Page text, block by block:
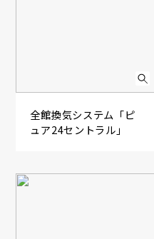
全館換気システム「ピ
ュア24セントラル」